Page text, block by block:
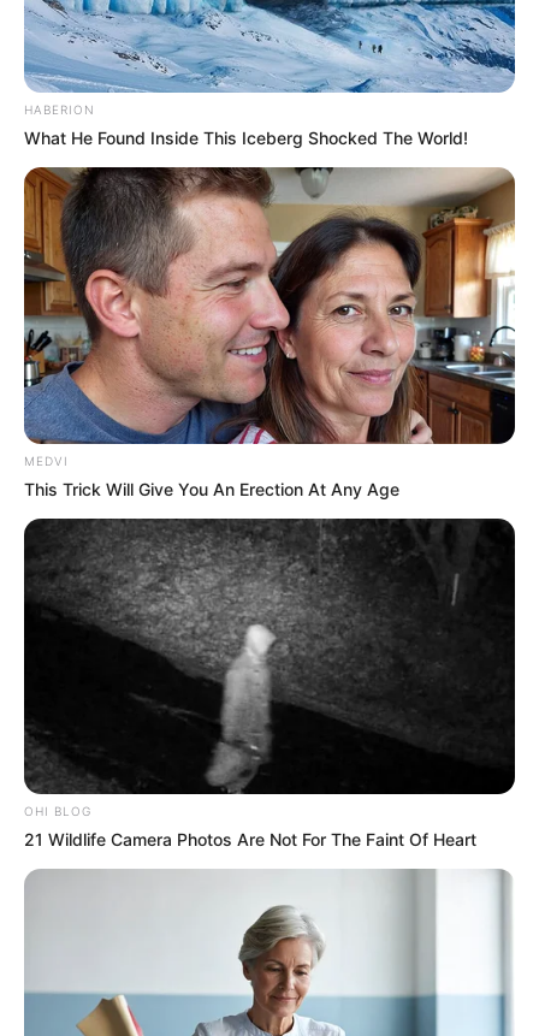
HABERION
What He Found Inside This Iceberg Shocked The World!
MEDVI
This Trick Will Give You An Erection At Any Age
OHI BLOG
21 Wildlife Camera Photos Are Not For The Faint Of Heart